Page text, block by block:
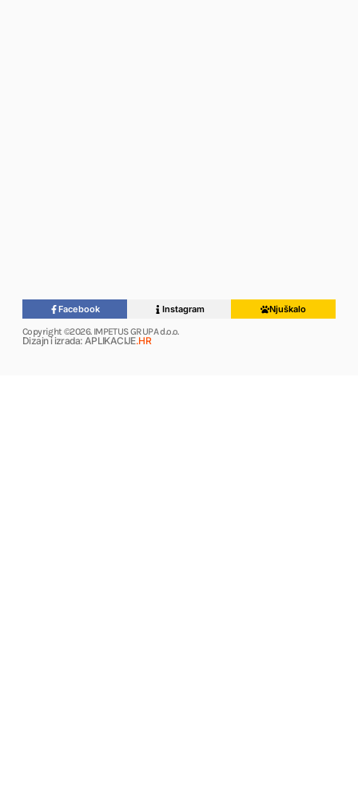
Facebook Instagram
Njuškalo
Copyright ©2026. IMPETUS GRUPA d.o.o.
Dizajn i izrada: APLIKACIJE.HR